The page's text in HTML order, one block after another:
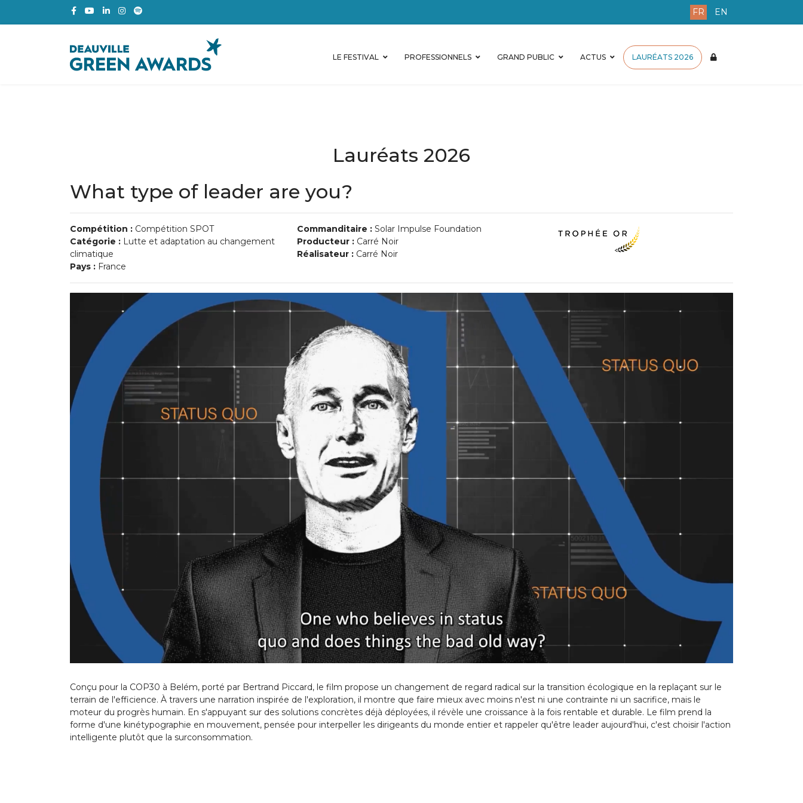
FR EN
LE FESTIVAL PROFESSIONNELS GRAND PUBLIC ACTUS LAURÉATS 2026
Lauréats 2026
What type of leader are you?
Compétition : Compétition SPOT
Catégorie : Lutte et adaptation au changement
climatique
Pays : France
Commanditaire : Solar Impulse Foundation
Producteur : Carré Noir
Réalisateur : Carré Noir
Conçu pour la COP30 à Belém, porté par Bertrand Piccard, le film propose un changement de regard radical sur la transition écologique en la replaçant sur le
terrain de l'efficience. À travers une narration inspirée de l'exploration, il montre que faire mieux avec moins n'est ni une contrainte ni un sacrifice, mais le
moteur du progrès humain. En s'appuyant sur des solutions concrètes déjà déployées, il révèle une croissance à la fois rentable et durable. Le film prend la
forme d'une kinétypographie en mouvement, pensée pour interpeller les dirigeants du monde entier et rappeler qu'être leader aujourd'hui, c'est choisir l'action
intelligente plutôt que la surconsommation.